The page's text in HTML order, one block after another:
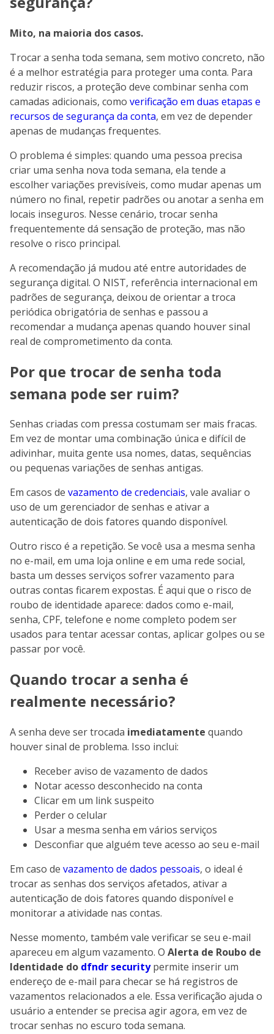
Mito, na maioria dos casos.
Trocar a senha toda semana, sem motivo concreto, não
é a melhor estratégia para proteger uma conta. Para
reduzir riscos, a proteção deve combinar senha com
camadas adicionais, como verificação em duas etapas e
recursos de segurança da conta, em vez de depender
apenas de mudanças frequentes.
O problema é simples: quando uma pessoa precisa
criar uma senha nova toda semana, ela tende a
escolher variações previsíveis, como mudar apenas um
número no final, repetir padrões ou anotar a senha em
locais inseguros. Nesse cenário, trocar senha
frequentemente dá sensação de proteção, mas não
resolve o risco principal.
A recomendação já mudou até entre autoridades de
segurança digital. O NIST, referência internacional em
padrões de segurança, deixou de orientar a troca
periódica obrigatória de senhas e passou a
recomendar a mudança apenas quando houver sinal
real de comprometimento da conta.
Por que trocar de senha toda
semana pode ser ruim?
Senhas criadas com pressa costumam ser mais fracas.
Em vez de montar uma combinação única e difícil de
adivinhar, muita gente usa nomes, datas, sequências
ou pequenas variações de senhas antigas.
Em casos de vazamento de credenciais, vale avaliar o
uso de um gerenciador de senhas e ativar a
autenticação de dois fatores quando disponível.
Outro risco é a repetição. Se você usa a mesma senha
no e-mail, em uma loja online e em uma rede social,
basta um desses serviços sofrer vazamento para
outras contas ficarem expostas. É aqui que o risco de
roubo de identidade aparece: dados como e-mail,
senha, CPF, telefone e nome completo podem ser
usados para tentar acessar contas, aplicar golpes ou se
passar por você.
Quando trocar a senha é
realmente necessário?
A senha deve ser trocada imediatamente quando
houver sinal de problema. Isso inclui:
Receber aviso de vazamento de dados
Notar acesso desconhecido na conta
Clicar em um link suspeito
Perder o celular
Usar a mesma senha em vários serviços
Desconfiar que alguém teve acesso ao seu e-mail
Em caso de vazamento de dados pessoais, o ideal é
trocar as senhas dos serviços afetados, ativar a
autenticação de dois fatores quando disponível e
monitorar a atividade nas contas.
Nesse momento, também vale verificar se seu e-mail
apareceu em algum vazamento. O Alerta de Roubo de
Identidade do dfndr securitypermite inserir um
endereço de e-mail para checar se há registros de
vazamentos relacionados a ele. Essa verificação ajuda o
usuário a entender se precisa agir agora, em vez de
trocar senhas no escuro toda semana.